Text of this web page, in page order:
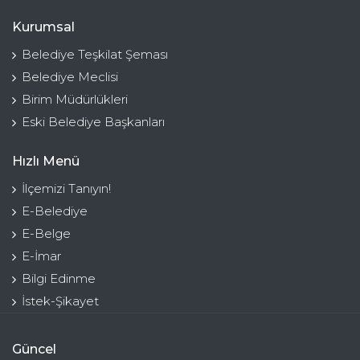
Kurumsal
Belediye Teşkilat Şeması
Belediye Meclisi
Birim Müdürlükleri
Eski Belediye Başkanları
Hızlı Menü
İlçemizi Tanıyın!
E-Belediye
E-Belge
E-İmar
Bilgi Edinme
İstek-Şikayet
Güncel